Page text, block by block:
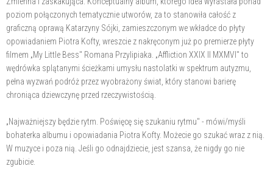
poziom połączonych tematycznie utworów, za to stanowiła całość z
graficzną oprawą Katarzyny Sójki, zamieszczonym we wkładce do płyty
opowiadaniem Piotra Kofty, wreszcie z nakręconym już po premierze płyty
filmem „My Little Bess" Romana Przylipiaka. „Affliction XXIX II MXMVI" to
wędrówka splątanymi ścieżkami umysłu nastolatki w spektrum autyzmu,
pełna wyzwań podróż przez wyobrażony świat, który stanowi barierę
chroniąca dziewczynę przed rzeczywistością.
„Najważniejszy będzie rytm. Poświęcę się szukaniu rytmu" - mówi/myśli
bohaterka albumu i opowiadania Piotra Kofty. Możecie go szukać wraz z nią.
W muzyce i poza nią. Jeśli go odnajdziecie, jest szansa, że nigdy go nie
zgubicie.